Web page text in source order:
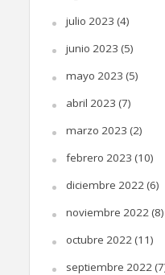
julio 2023 (4)
junio 2023 (5)
mayo 2023 (5)
abril 2023 (7)
marzo 2023 (2)
febrero 2023 (10)
diciembre 2022(6)
noviembre 2022(8)
octubre 2022(11)
septiembre 2022